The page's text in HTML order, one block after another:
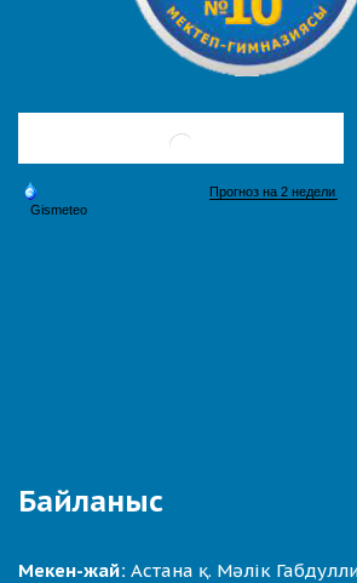
Байланыс
Мекен-жай: Астана қ. Мәлік